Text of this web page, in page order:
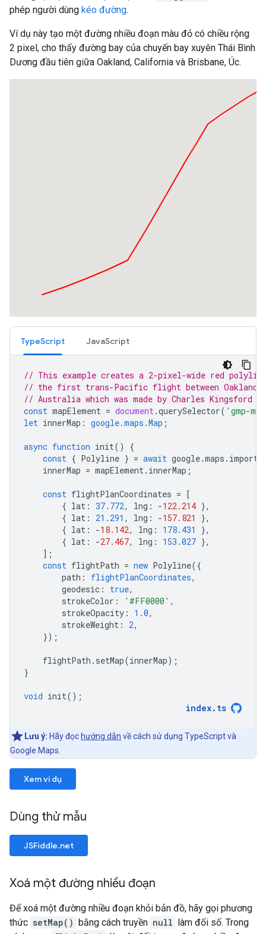
phép người dùng kéo đường.
Ví dụ này tạo một đường nhiều đoạn màu đỏ có chiều rộng
2 pixel, cho thấy đường bay của chuyến bay xuyên Thái Bình
Dương đầu tiên giữa Oakland, California và Brisbane, Úc.
TypeScript JavaScript
// This example creates a 2-pixel-wide red
// the first trans-Pacific flight between Oakland,
// Australia which was made by Charles Kingsford
const mapElement = document.querySelector( 'gmp-
let innerMap : google.maps.Map ;
async function init()
{
const { Polyline } = await google.maps .
innerMap = mapElement. innerMap ;
const flightPlanCoordinates =
[
{ lat : 37.772, lng : -122.214 },
{ lat : 21.291 , lng : -157.821
},
{ lat : -18.142, lng : 178.431
},
{ lat : -27.467, lng : 153.027 },
];
const flightPath = new Polyline({
path : flightPlanCoordinates,
geodesic : true,
strokeColor : '#FF0000' ,
strokeOpacity : 1.0,
strokeWeight : 2,
});
flightPath . setMap(innerMap);
}
void init();
index. ts
Lưu ý: Hãy đọc hướng dẫn về cách sử dụng TypeScript và
Google Maps.
Xem ví dụ
Dùng thử mẫu
JSFiddle.net
Xoá một đường nhiều đoạn
Để xoá một đường nhiều đoạn khỏi bản đồ, hãy gọi phương
thức setMap() bằng cách truyền null
làm đối số. Trong